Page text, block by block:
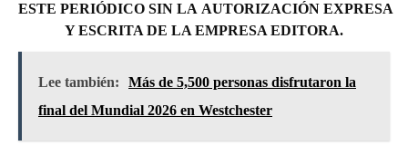
ESTE PERIÓDICO SIN LA AUTORIZACIÓN EXPRESA
Y ESCRITA DE LA EMPRESA EDITORA.
Lee también:
Más de 5,500 personas disfrutaron la
final del Mundial 2026 en Westchester